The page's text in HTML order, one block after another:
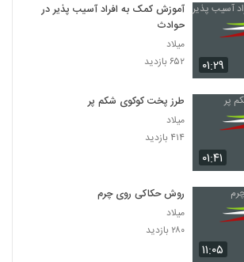
۰۱:۲۹
آموزش کمک به افراد آسیب پذیر در
حوادث
میلاد
۶۵۲ بازدید
۰۱:۴۱
طرز پخت کوکوی شکم پر
میلاد
۴۱۴ بازدید
۱۱:۰۵
روش حکاکی روی چرم
میلاد
۲۸۰ بازدید